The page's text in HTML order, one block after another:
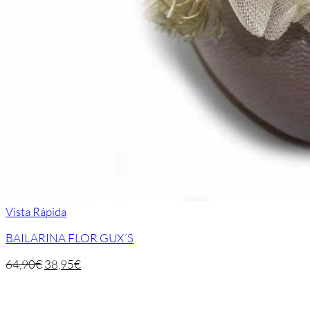
Vista Rápida
BAILARINA FLOR GUX´S
64,90€38,95€